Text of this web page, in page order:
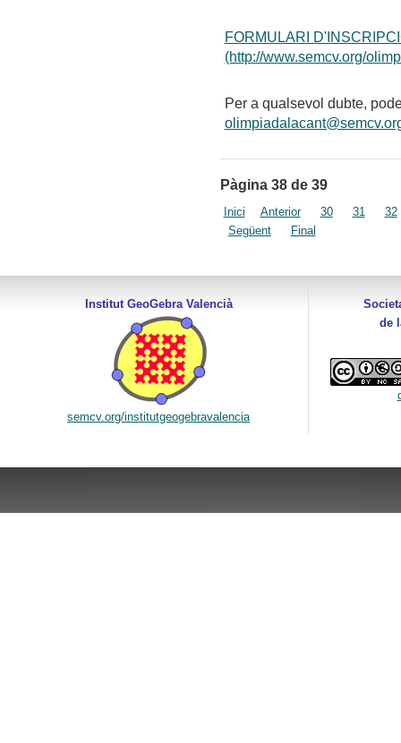
FORMULARI
(http://www.semcv.org/
Per a qualsevol dubte,
Pàgina 38 de 39
Inici Anterior 30 31
32
Següent
Final
Institut GeoGebra Valencià
semcv.org/institutgeogebravalencia
de